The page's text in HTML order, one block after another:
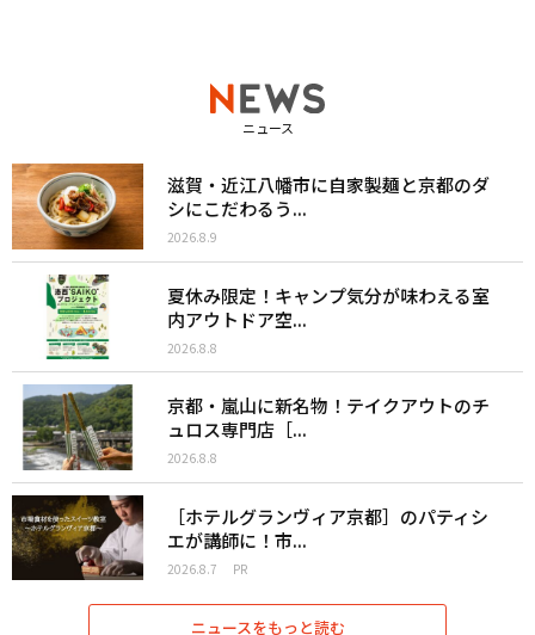
ニュース
滋賀・近江八幡市に自家製麺と京都のダ
シにこだわるう...
2026.8.9
夏休み限定！キャンプ気分が味わえる室
内アウトドア空...
2026.8.8
京都・嵐山に新名物！テイクアウトのチ
ュロス専門店［...
2026.8.8
［ホテルグランヴィア京都］のパティシ
エが講師に！市...
2026.8.7 PR
ニュースをもっと読む